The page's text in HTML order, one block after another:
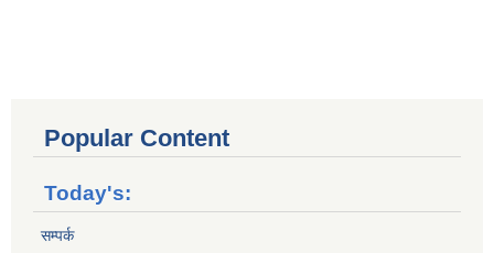
Popular Content
Today's:
सम्पर्क